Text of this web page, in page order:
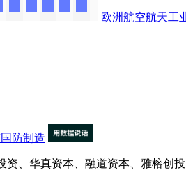
欧洲航空航天工
防制造
、华真资本、融道资本、雅榕创